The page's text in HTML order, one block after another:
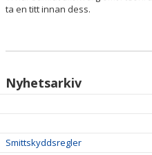
ta en titt innan dess.
Nyhetsarkiv
Smittskyddsregler